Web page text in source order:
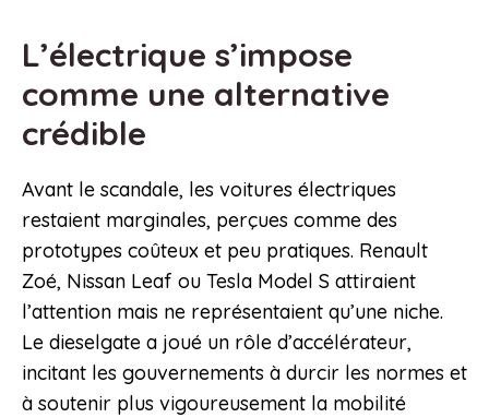
L’électrique s’impose
comme une alternative
crédible
Avant le scandale, les voitures électriques
restaient marginales, perçues comme des
prototypes coûteux et peu pratiques. Renault
Zoé, Nissan Leaf ou Tesla Model S attiraient
l’attention mais ne représentaient qu’une niche.
Le dieselgate a joué un rôle d’accélérateur,
incitant les gouvernements à durcir les normes et
à soutenir plus vigoureusement la mobilité